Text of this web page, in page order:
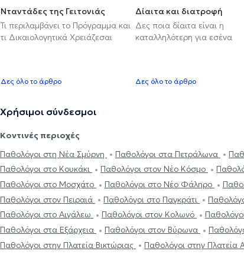
Νταντάδες της Γειτονιάς
Τι περιλαμβάνει το Πρόγραμμα και
τι Δικαιολογητικά Χρειάζεσαι
Δες όλο το άρθρο
Δίαιτα και διατροφή
Δες ποια δίαιτα είναι η
καταλληλότερη για εσένα
Δες όλο το άρθρο
Χρήσιμοι σύνδεσμοι
Κοντινές περιοχές
Παθολόγοι στη Νέα Σμύρνη
Παθολόγοι στα Πετράλωνα
Παθολόγοι στο Κουκάκι
Παθολόγοι στον Νέο Κόσμο
Παθολόγοι στο Μοσχάτο
Παθολόγοι στο Νέο Φάληρο
Παθολόγοι στον Πειραιά
Παθολόγοι στο Παγκράτι
Παθολόγοι στο Αιγάλεω
Παθολόγοι στον Κολωνό
Παθολόγοι στα Εξάρχεια
Παθολόγοι στον Βύρωνα
Παθολόγοι στην Πλατεία Βικτώριας
Παθολόγοι στην Πλατεία